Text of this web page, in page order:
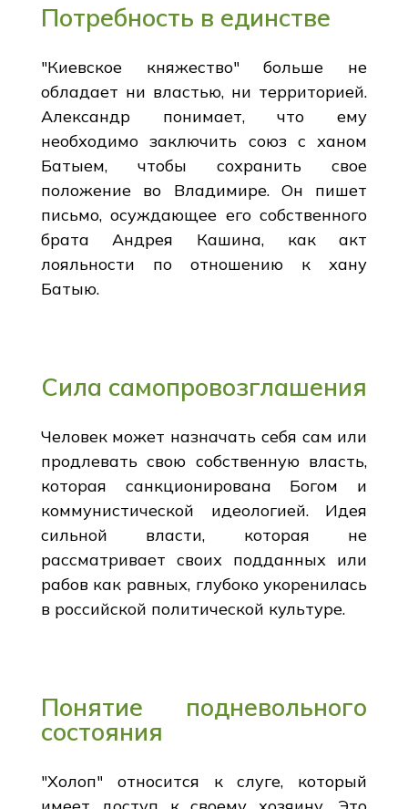
Потребность в единстве
"Киевское княжество" больше не
обладает ни властью, ни территорией.
Александр понимает, что ему
необходимо заключить союз с ханом
Батыем, чтобы сохранить свое
положение во Владимире. Он пишет
письмо, осуждающее его собственного
брата Андрея Кашина, как акт
лояльности по отношению к хану
Батыю.
Сила самопровозглашения
Человек может назначать себя сам или
продлевать свою собственную власть,
которая санкционирована Богом и
коммунистической идеологией. Идея
сильной власти, которая не
рассматривает своих подданных или
рабов как равных, глубоко укоренилась
в российской политической культуре.
Понятие подневольного
состояния
"Холоп" относится к слуге, который